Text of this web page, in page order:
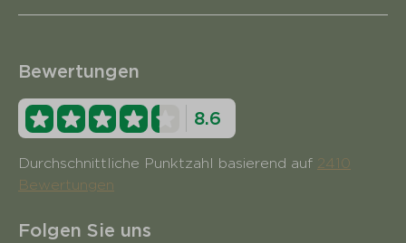
Bewertungen
8.6
Durchschnittliche Punktzahl basierend auf 2410
Bewertungen
Folgen Sie uns